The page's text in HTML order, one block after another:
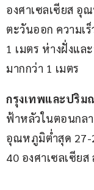
องศาเซลเซียส อุ
ตะวันออก ความเ
1 เมตร ห่างฝั่งแ
มากกว่า 1 เมตร
กรุงเทพและปริม
ฟ้าหลัวในตอนกล
อุณหภูมิต่ำสุด 27-
40 องศาเซลเซีย